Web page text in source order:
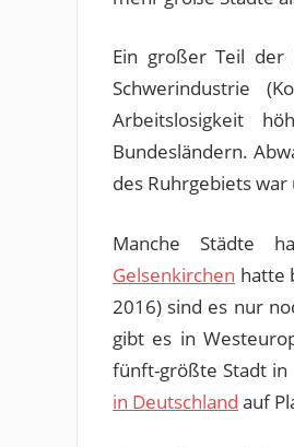
Ein großer Teil der
Schwerindustrie
Arbeitslosigkeit
Bundesländern.
des Ruhrgebiets war
Manche Städte
Gelsenkirchen hatte
2016) sind es nur
gibt es in
fünft-größte Stadt in
in Deutschland auf